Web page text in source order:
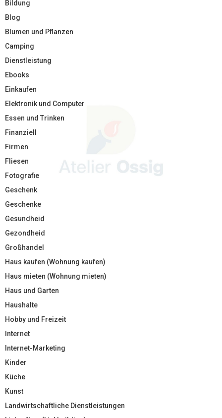
Bildung
Blog
Blumen und Pflanzen
Camping
Dienstleistung
Ebooks
Einkaufen
Elektronik und Computer
Essen und Trinken
Finanziell
Firmen
Fliesen
Fotografie
Geschenk
Geschenke
Gesundheid
Gezondheid
Großhandel
Haus kaufen (Wohnung kaufen)
Haus mieten (Wohnung mieten)
Haus und Garten
Haushalte
Hobby und Freizeit
Internet
Internet-Marketing
Kinder
Küche
Kunst
Landwirtschaftliche Dienstleistungen